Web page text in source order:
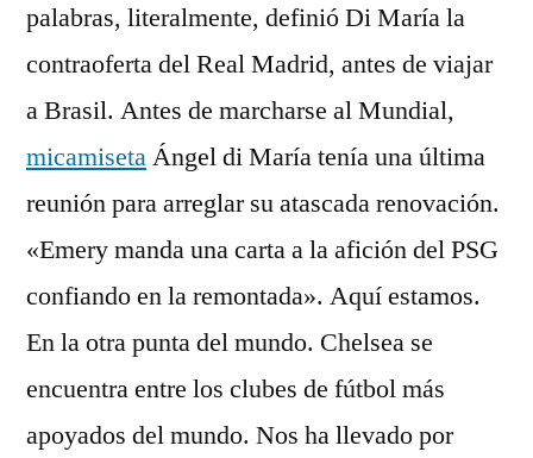
palabras, literalmente, definió Di María la
contraoferta del Real Madrid, antes de viajar
a Brasil. Antes de marcharse al Mundial,
micamisetaÁngel di María tenía una última
reunión para arreglar su atascada renovación.
«Emery manda una carta a la afición del PSG
confiando en la remontada». Aquí estamos.
En la otra punta del mundo. Chelsea se
encuentra entre los clubes de fútbol más
apoyados del mundo. Nos ha llevado por